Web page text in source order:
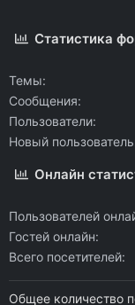
Статистика
Темы
Сообщения
Пользователи
Новый пользователь
Онлайн
Пользователей
Гостей онлайн
Всего посетителей
Общее количество